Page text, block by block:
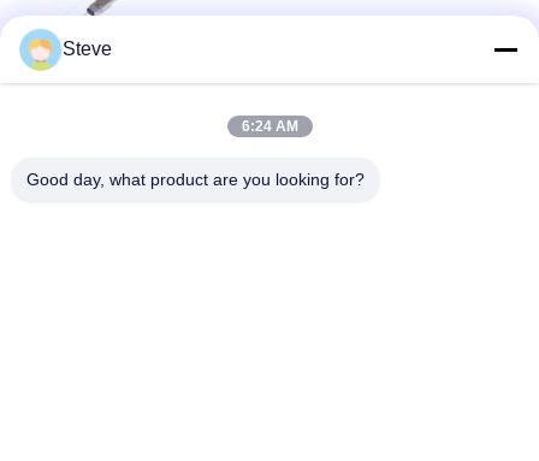
शीर्ष
Steve
6:24 AM
Good day, what product are you looking for?